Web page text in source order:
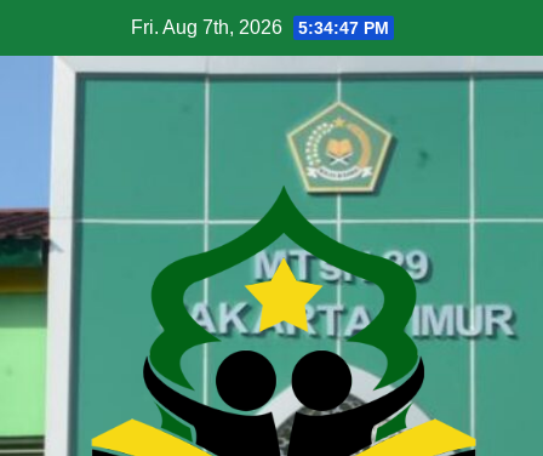
Fri. Aug 7th, 2026 5:34:48 PM